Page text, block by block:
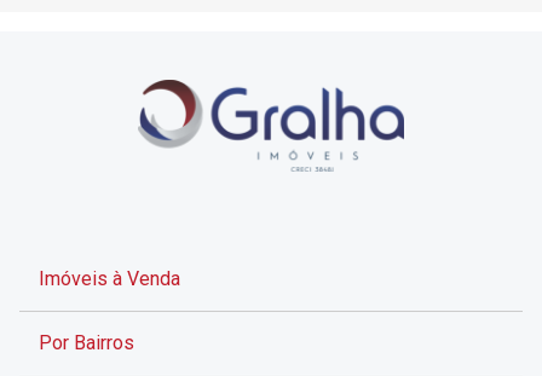
Imóveis à Venda
Por Bairros